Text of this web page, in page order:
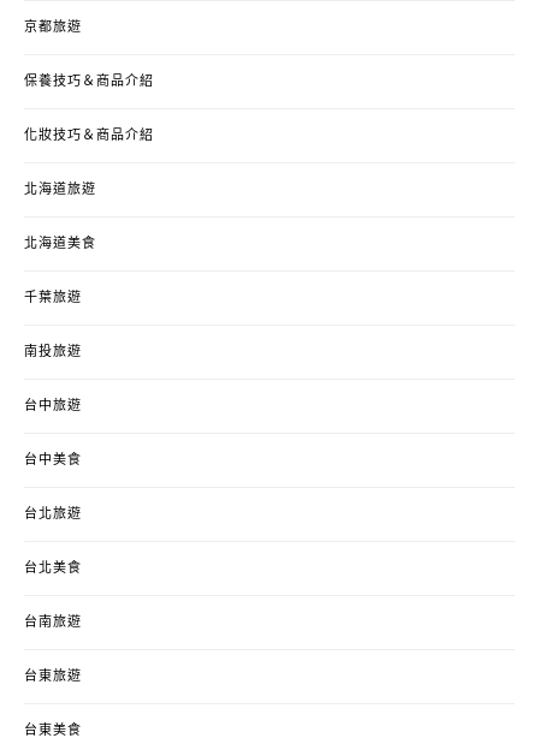
京都旅遊
保養技巧＆商品介紹
化妝技巧＆商品介紹
北海道旅遊
北海道美食
千葉旅遊
南投旅遊
台中旅遊
台中美食
台北旅遊
台北美食
台南旅遊
台東旅遊
台東美食